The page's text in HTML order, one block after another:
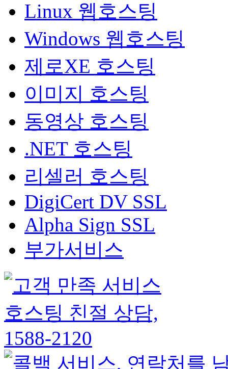
Linux 웹호스팅
Windows 웹호스팅
제로XE 호스팅
이미지 호스팅
동영상 호스팅
.NET 호스팅
리셀러 호스팅
DigiCert DV SSL
Alpha Sign SSL
부가서비스